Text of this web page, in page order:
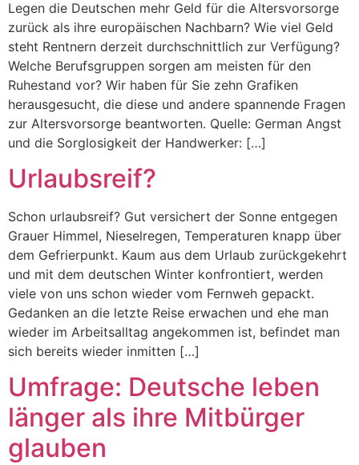
Legen die Deutschen mehr Geld für die Altersvorsorge
zurück als ihre europäischen Nachbarn? Wie viel Geld
steht Rentnern derzeit durchschnittlich zur Verfügung?
Welche Berufsgruppen sorgen am meisten für den
Ruhestand vor? Wir haben für Sie zehn Grafiken
herausgesucht, die diese und andere spannende Fragen
zur Altersvorsorge beantworten. Quelle: German Angst
und die Sorglosigkeit der Handwerker: […]
Urlaubsreif?
Schon urlaubsreif? Gut versichert der Sonne entgegen
Grauer Himmel, Nieselregen, Temperaturen knapp über
dem Gefrierpunkt. Kaum aus dem Urlaub zurückgekehrt
und mit dem deutschen Winter konfrontiert, werden
viele von uns schon wieder vom Fernweh gepackt.
Gedanken an die letzte Reise erwachen und ehe man
wieder im Arbeitsalltag angekommen ist, befindet man
sich bereits wieder inmitten […]
Umfrage: Deutsche leben
länger als ihre Mitbürger
glauben